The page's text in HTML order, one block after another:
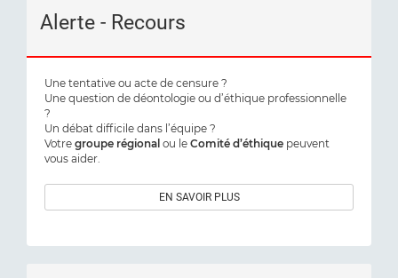
Alerte - Recours
Une tentative ou acte de censure ?
Une question de déontologie ou d’éthique professionnelle
?
Un débat difficile dans l’équipe ?
Votre groupe régional ou le Comité d’éthique peuvent
vous aider.
EN SAVOIR PLUS